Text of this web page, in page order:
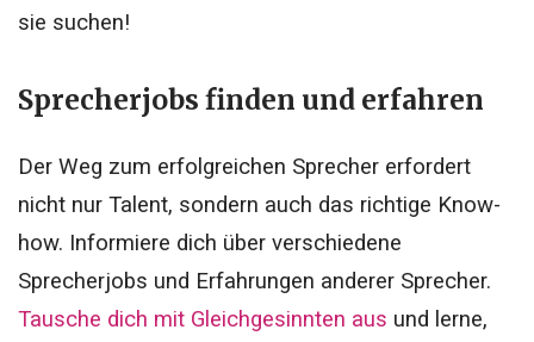
sie suchen!
Sprecherjobs finden und erfahren
Der Weg zum erfolgreichen Sprecher erfordert
nicht nur Talent, sondern auch das richtige Know-
how. Informiere dich über verschiedene
Sprecherjobs und Erfahrungen anderer Sprecher.
Tausche dich mit Gleichgesinnten aus und lerne,